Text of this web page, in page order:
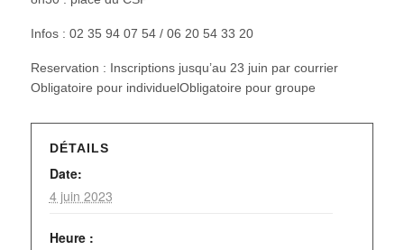
Infos : 02 35 94 07 54 / 06 20 54 33 20
Reservation : Inscriptions jusqu’au 23 juin par courrier
Obligatoire pour individuelObligatoire pour groupe
DÉTAILS
Date:
4 juin 2023
Heure :